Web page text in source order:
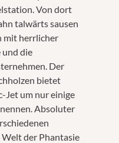
Von dort
talwärts sausen
mit herrlicher
und die
Der
bietet
Jet um nur einige
Absoluter
Welt der Phantasie